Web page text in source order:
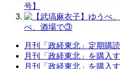
号】
べ、酒場で③
月刊「政経東北」定期購
月刊「政経東北」を購入
月刊「政経東北」を購入